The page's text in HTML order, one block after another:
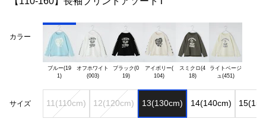
カラー
ブルー(19
オフホワイト
(003)
ブラック(0
19)
アイボリー(
スミクロ(4
18)
ライトベージ
サイズ 11(110cm) 12(120cm) 13(130cm) 14(140cm)